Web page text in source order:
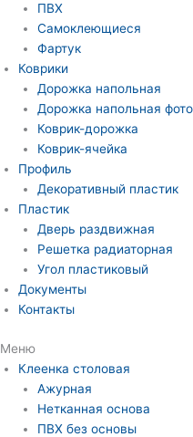
ПВХ
Самоклеющиеся
Фартук
Коврики
Дорожка напольная
Дорожка напольная
Коврик-дорожка
Коврик-ячейка
Профиль
Декоративный пластик
Пластик
Дверь раздвижная
Решетка радиаторная
Угол пластиковый
Документы
Контакты
Меню
Клеенка столовая
Ажурная
Нетканная основа
ПВХ без основы